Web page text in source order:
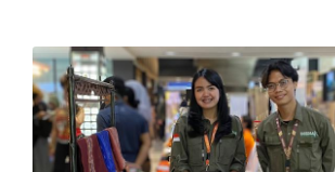
ABOUT US
WEBINAR